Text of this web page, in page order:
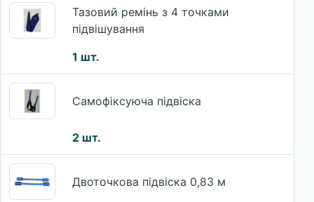
Тазовий ремінь з 4 точками
підвішування
1 шт.
Самофіксуюча підвіска
2 шт.
Двоточкова підвіска 0,83 м